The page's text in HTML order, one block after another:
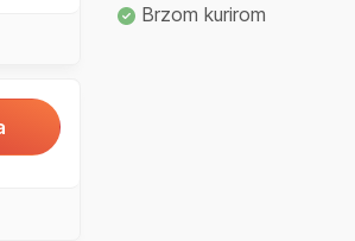
Brzom kurirom